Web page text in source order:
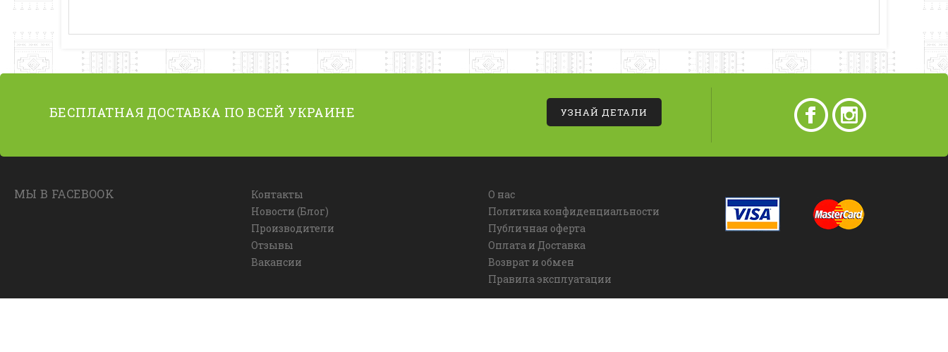
БЕСПЛАТНАЯ ДОСТАВКА ПО ВСЕЙ УКРАИНЕ УЗНАЙ ДЕТАЛИ
МЫ В FACEBOOK
Контакты
Новости (Блог)
Производители
Отзывы
Вакансии
О нас
Политика конфиденциальности
Публичная оферта
Оплата и Доставка
Возврат и обмен
Правила эксплуатации